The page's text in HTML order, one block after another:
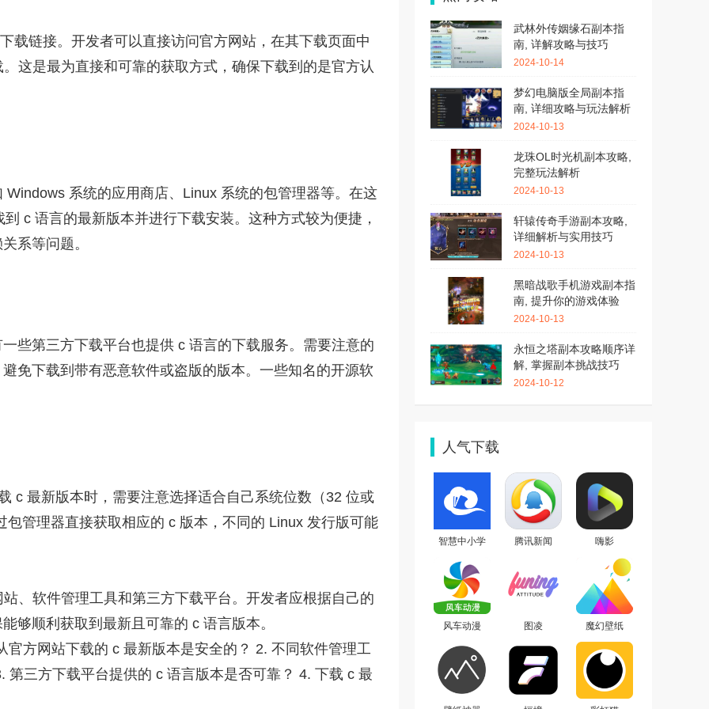
载链接。开发者可以直接访问官方网站，在其下载页面中
这是最为直接和可靠的获取方式，确保下载到的是官方认
系统的应用商店、Linux 系统的包管理器等。在这
c 语言的最新版本并进行下载安装。这种方式较为便捷，
系等问题。
些第三方下载平台也提供 c 语言的下载服务。需要注意的
免下载到带有恶意软件或盗版的版本。一些知名的开源软
c 最新版本时，需要注意选择适合自己系统位数（32 位或
管理器直接获取相应的 c 版本，不同的 Linux 发行版可能
、软件管理工具和第三方下载平台。开发者应根据自己的
够顺利获取到最新且可靠的 c 语言版本。
方网站下载的 c 最新版本是安全的？ 2. 不同软件管理工
三方下载平台提供的 c 语言版本是否可靠？ 4. 下载 c 最
武林外传姻缘石副本指
南, 详解攻略与技巧
2024-10-14
梦幻电脑版全局副本指
南, 详细攻略与玩法解析
2024-10-13
龙珠OL时光机副本攻略,
完整玩法解析
2024-10-13
轩辕传奇手游副本攻略,
详细解析与实用技巧
2024-10-13
黑暗战歌手机游戏副本指
南, 提升你的游戏体验
2024-10-13
永恒之塔副本攻略顺序详
解, 掌握副本挑战技巧
2024-10-12
人气下载
智慧中小学 腾讯新闻 嗨影
风车动漫 图凌 魔幻壁纸